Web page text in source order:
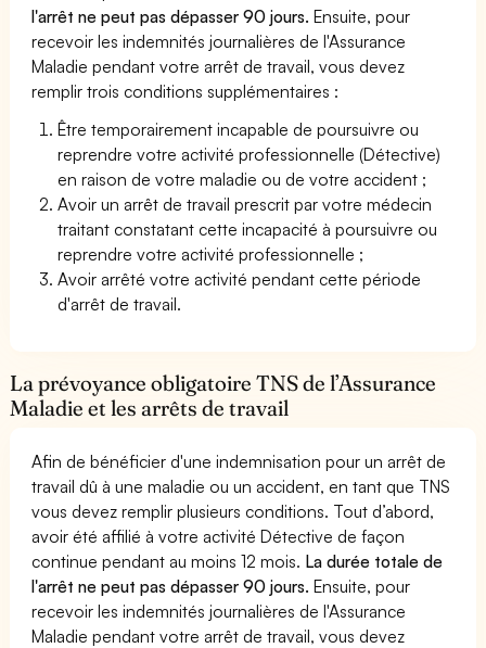
l'arrêt ne peut pas dépasser 90 jours. Ensuite, pour
recevoir les indemnités journalières de l'Assurance
Maladie pendant votre arrêt de travail, vous devez
remplir trois conditions supplémentaires :
Être temporairement incapable de poursuivre ou
reprendre votre activité professionnelle (Détective)
en raison de votre maladie ou de votre accident ;
Avoir un arrêt de travail prescrit par votre médecin
traitant constatant cette incapacité à poursuivre ou
reprendre votre activité professionnelle ;
Avoir arrêté votre activité pendant cette période
d'arrêt de travail.
La prévoyance obligatoire TNS de l’Assurance
Maladie et les arrêts de travail
Afin de bénéficier d'une indemnisation pour un arrêt de
travail dû à une maladie ou un accident, en tant que TNS
vous devez remplir plusieurs conditions. Tout d’abord,
avoir été affilié à votre activité Détective de façon
continue pendant au moins 12 mois. La durée totale de
l'arrêt ne peut pas dépasser 90 jours. Ensuite, pour
recevoir les indemnités journalières de l'Assurance
Maladie pendant votre arrêt de travail, vous devez